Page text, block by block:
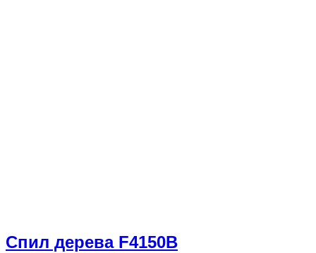
Спил дерева F4150B